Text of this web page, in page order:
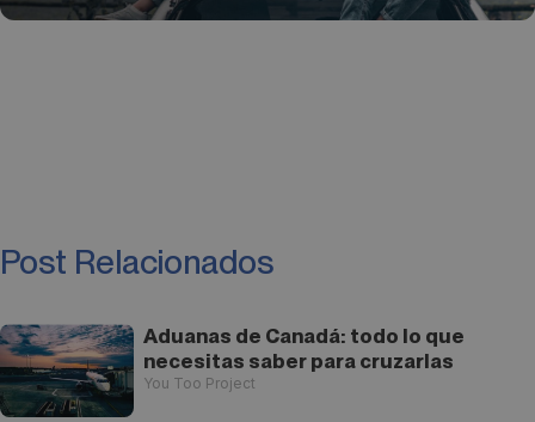
Post Relacionados
Aduanas de Canadá: todo lo que
necesitas saber para cruzarlas
You Too Project